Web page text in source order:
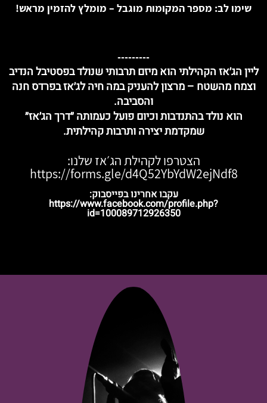
שימו לב: מספר המקומות מוגבל – מומלץ להזמין מראש!
---------
ליין הג׳אז הקהילתיהוא מיזם תרבותי שנולד בפסטיבל הנדיב
וצמח מהשטח – מרצון להעניק במה חיה לג׳אז בפרדס חנה
והסביבה.
הוא נולדבהתנדבות וכיום פועל כעמותה ״דרך הג׳אז״
שמקדמת יצירה ותרבות קהילתית.
הצטרפו לקהילת הג׳אז שלנו:
https://forms.gle/d4Q52YbYdW2ejNdf8
עקבו אחרינו בפייסבוק:
https://www.facebook.com/profile.php?
id=100089712926350